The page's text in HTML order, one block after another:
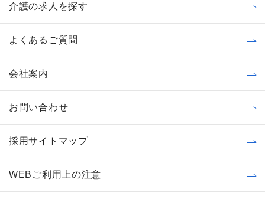
介護の求人を探す
よくあるご質問
会社案内
お問い合わせ
採用サイトマップ
WEBご利用上の注意